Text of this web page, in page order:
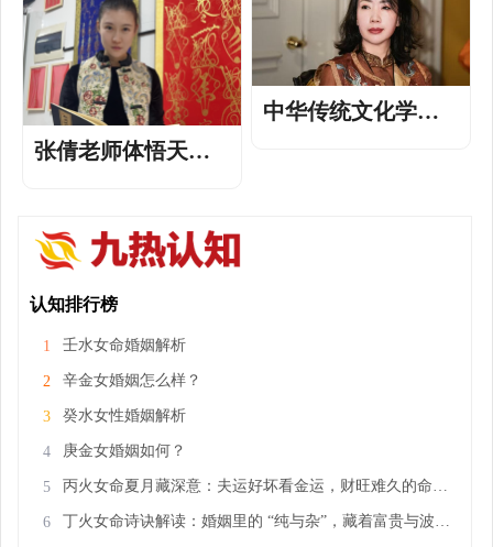
张倩老师体悟天人
中华传统文化学者
认知排行榜
1 壬水女命婚姻解析
2 辛金女婚姻怎么样？
3 癸水女性婚姻解析
4 庚金女婚姻如何？
5
6